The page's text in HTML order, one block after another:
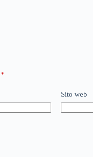
*
Sito web